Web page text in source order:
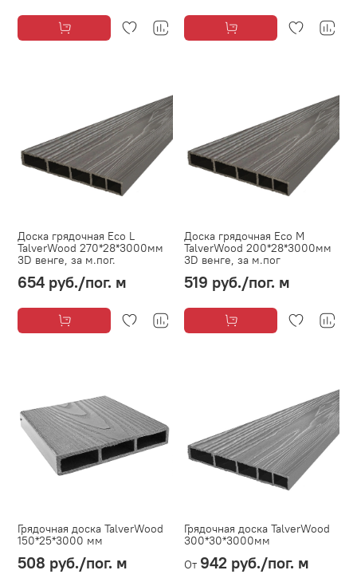
Доска грядочная Eco L
TalverWood 270*28*3000мм
3D венге, за м.пог.
654 руб./пог. м
Доска грядочная Eco M
TalverWood 200*28*3000мм
3D венге, за м.пог
519 руб./пог. м
Грядочная доска TalverWood
150*25*3000 мм
508 руб./пог. м
Грядочная доска TalverWood
300*30*3000мм
От 942 руб./пог. м